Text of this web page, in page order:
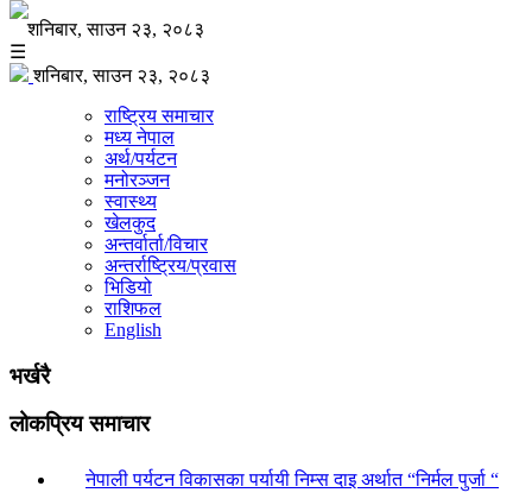
शनिबार, साउन २३, २०८३
☰
शनिबार, साउन २३, २०८३
राष्ट्रिय समाचार
मध्य नेपाल
अर्थ/पर्यटन
मनोरञ्जन
स्वास्थ्य
खेलकुद
अन्तर्वार्ता/विचार
अन्तर्राष्ट्रिय/प्रवास
भिडियो
राशिफल
English
भर्खरै
लोकप्रिय समाचार
नेपाली पर्यटन विकासका पर्यायी निम्स दाइ अर्थात “निर्मल पुर्जा “